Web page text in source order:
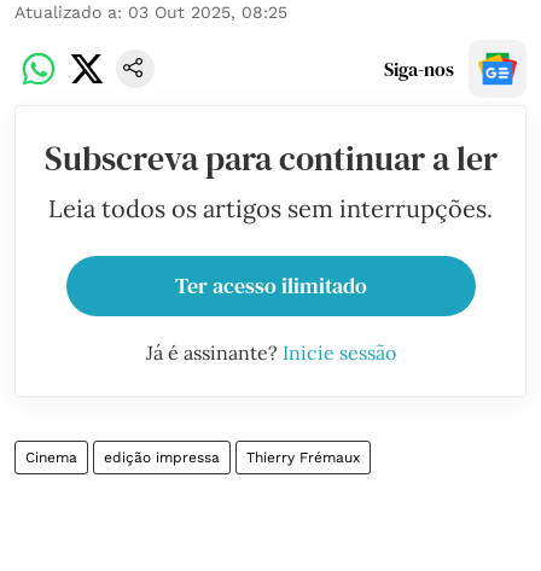
Atualizado a: 03 Out 2025, 08:25
Siga-nos
Subscreva para continuar a ler
Leia todos os artigos sem interrupções.
Ter acesso ilimitado
Já é assinante? Inicie sessão
Cinema edição impressa Thierry Frémaux